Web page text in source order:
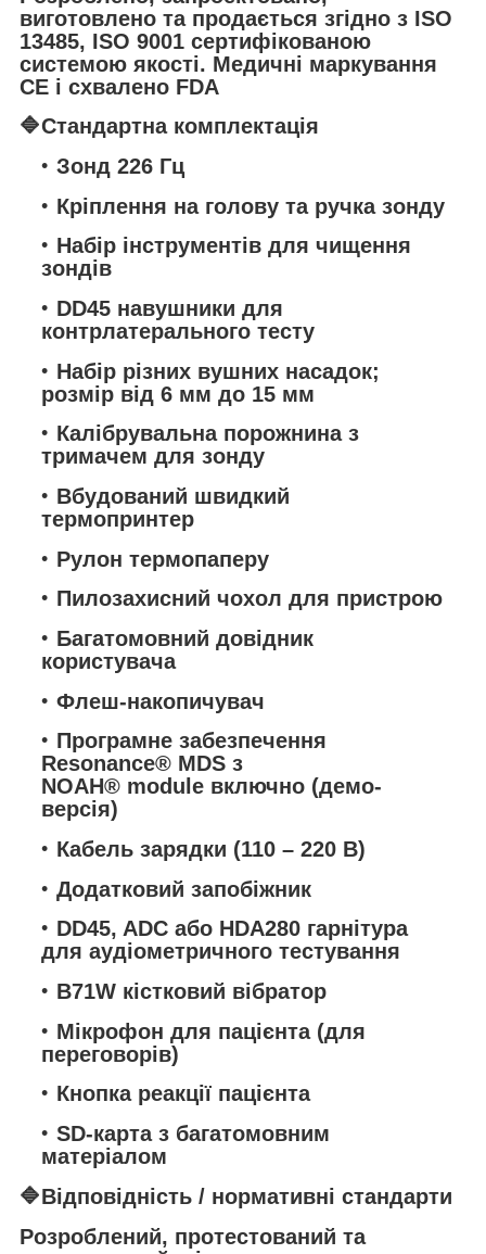
виготовлено та продається згідно з ISO
13485, ISO 9001 сертифікованою
системою якості. Медичні маркування
CE і схвалено FDA
🔷Стандартна комплектація
Зонд 226 Гц
Кріплення на голову та ручка зонду
Набір інструментів для чищення
зондів
DD45 навушники для
контрлатерального тесту
Набір різних вушних насадок;
розмір від 6 мм до 15 мм
Калібрувальна порожнина з
тримачем для зонду
Вбудований швидкий
термопринтер
Рулон термопаперу
Пилозахисний чохол для пристрою
Багатомовний довідник
користувача
Флеш-накопичувач
Програмне забезпечення
Resonance® MDS з
NOAH® module включно (демо-
версія)
Кабель зарядки (110 – 220 В)
Додатковий запобіжник
DD45, ADC або HDA280 гарнітура
для аудіометричного тестування
B71W кістковий вібратор
Мікрофон для пацієнта (для
переговорів)
Кнопка реакції пацієнта
SD-карта з багатомовним
матеріалом
🔷Відповідність / нормативні стандарти
Розроблений, протестований та